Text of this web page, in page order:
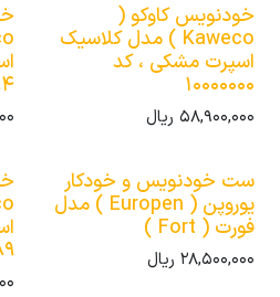
خودنویس کاوکو (
Kaweco ) مدل کلاسیک
اسپرت مشکی ، کد
10000000
58,900,000 ریال
ست خودنویس و خودکار
یوروپن ( Europen ) مدل
فورت ( Fort )
28,500,000 ریال